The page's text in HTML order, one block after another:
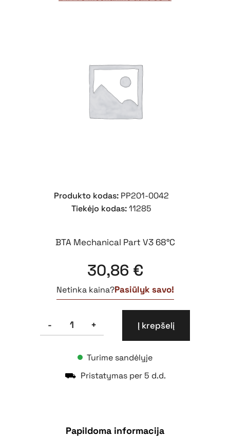
Produkto kodas: PP201-0042
Tiekėjo kodas:11285
BTA Mechanical Part V3 68°C
30,86 €
Netinka kaina?Pasiūlyk savo!
-
produkto
mechaninė
+ Į krepšelį
Turime sandėlyje
⛟ Pristatymas per 5 d.d.
Papildoma informacija